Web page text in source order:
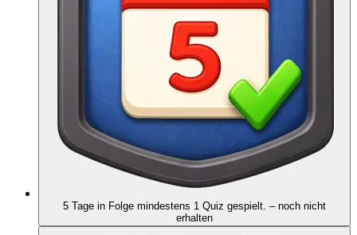
5 Tage in Folge mindestens 1 Quiz gespielt. – noch nicht
erhalten